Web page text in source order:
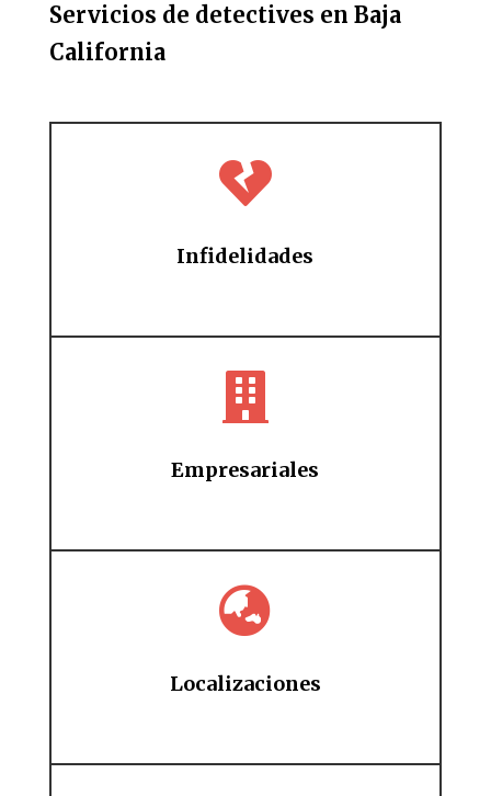
Servicios de detectives en Baja
California

Infidelidades

Empresariales

Localizaciones